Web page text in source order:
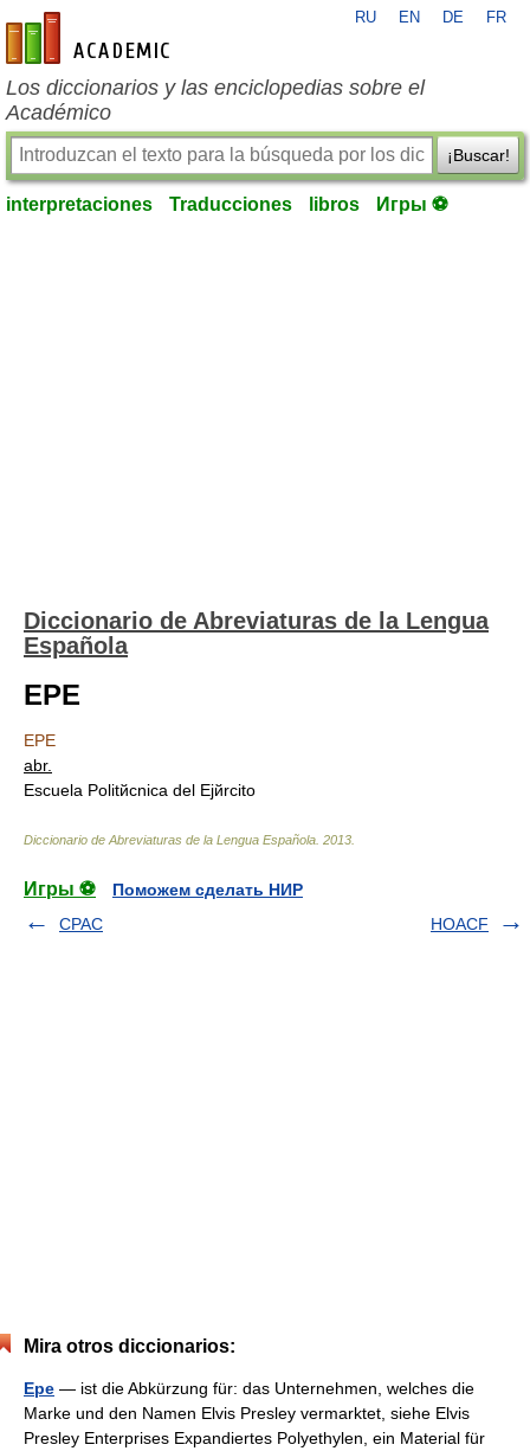
es-academic.com
RU EN DE FR
Los diccionarios y las enciclopedias sobre el
Académico
¡Buscar!
interpretaciones Traducciones libros Игры ⚽
Diccionario de Abreviaturas de la Lengua
Española
EPE
EPE
abr.
Escuela Politйcnica del Ejйrcito
Diccionario de Abreviaturas de la Lengua Española 2013
Игры ⚽
Поможем сделать НИР
CPAC
HOACF
Mira otros diccionarios:
Epe — ist die Abkürzung für: das Unternehmen, welches die
Marke und den Namen Elvis Presley vermarktet, siehe Elvis
Presley Enterprises Expandiertes Polyethylen, ein Material für